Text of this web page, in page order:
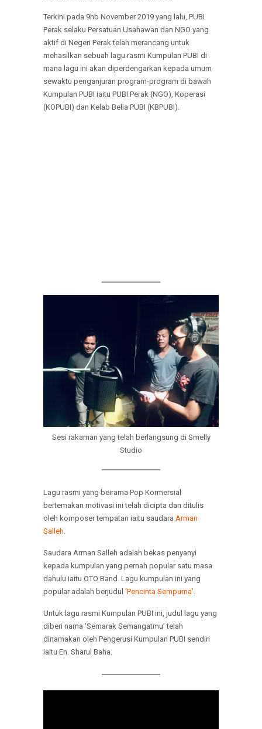
Terkini pada 9hb November 2019 yang lalu, PUBI
Perak selaku Persatuan Usahawan dan NGO yang
aktif di Negeri Perak telah merancang untuk
mehasilkan sebuah lagu rasmi Kumpulan PUBI di
mana lagu ini akan diperdengarkan kepada umum
sewaktu penganjuran program-program di bawah
Kumpulan PUBI iaitu PUBI Perak (NGO), Koperasi
(KOPUBI) dan Kelab Belia PUBI (KBPUBI).
Sesi rakaman yang telah berlangsung di Smelly
Studio
Lagu rasmi yang beirama Pop Kormersial
bertemakan motivasi ini telah dicipta dan ditulis
oleh komposer tempatan iaitu saudara Arman
Salleh
Saudara Arman Salleh adalah bekas penyanyi
kepada kumpulan yang pernah popular satu masa
dahulu iaitu OTO Band. Lagu kumpulan ini yang
popular adalah berjudul ‘Pencinta Sempurna’
Untuk lagu rasmi Kumpulan PUBI ini, judul lagu yang
diberi nama ‘Semarak Semangatmu’ telah
dinamakan oleh Pengerusi Kumpulan PUBI sendiri
iaitu En. Sharul Baha.